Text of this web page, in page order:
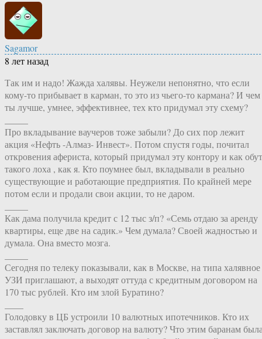
Sagamor
8 лет назад
Так им и надо! Жажда халявы. Неужели непонятно, что если
кому-то прибывает в карман, то это из чьего-то кармана? И чем
ты лучше, умнее, эффективнее, тех кто придумал эту схему?
Про вкладывание ваучеров тоже забыли? До сих пор лежит
акция «Нефть -Алмаз- Инвест». Потом спустя годы, почитал
откровения афериста, который придумал эту контору и как
такого лоха , как я. Кто поумнее был, вкладывали в реально
существующие и работающие предприятия. По крайней мере
потом если и продали свои акции, то не даром.
Как дама получила кредит с 12 тыс з/п? «Семь отдаю за аренду
квартиры, еще две на садик.» Чем думала? Своей жадностью и
думала. Она вместо мозга.
Сегодня по телеку показывали, как в Москве, на типа халявное
УЗИ приглашают, а выходят оттуда с кредитным договором на
170 тыс рублей. Кто им злой Буратино?
Голодовку в ЦБ устроили 10 валютных ипотечников. Кто их
заставлял заключать договор на валюту? Что этим баранам